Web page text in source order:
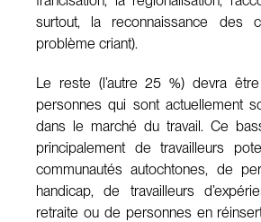
surtout, la reconnaissance des
problème criant).
Le reste (l’autre 25 %) devra
personnes qui sont actuellement
dans le marché du travail. Ce
principalement de travailleurs
communautés autochtones, de
handicap, de travailleurs
retraite ou de personnes en